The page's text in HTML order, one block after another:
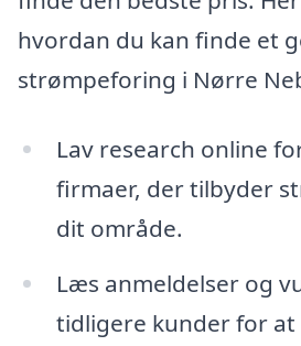
hvordan du kan finde et
strømpeforing i Nørre
Lav research online
firmaer, der tilbyder
dit område.
Læs anmeldelser og
tidligere kunder for at